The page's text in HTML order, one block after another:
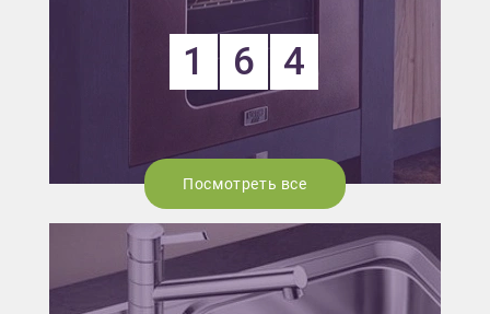
1 6 4
Посмотреть все